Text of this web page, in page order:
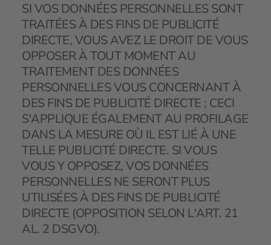
SI VOS DONNÉES PERSONNELLES SONT
TRAITÉES À DES FINS DE PUBLICITÉ
DIRECTE, VOUS AVEZ LE DROIT DE VOUS
OPPOSER À TOUT MOMENT AU
TRAITEMENT DES DONNÉES
PERSONNELLES VOUS CONCERNANT À
DES FINS DE PUBLICITÉ DIRECTE ; CECI
S'APPLIQUE ÉGALEMENT AU PROFILAGE
DANS LA MESURE OÙ IL EST LIÉ À UNE
TELLE PUBLICITÉ DIRECTE. SI VOUS
VOUS Y OPPOSEZ, VOS DONNÉES
PERSONNELLES NE SERONT PLUS
UTILISÉES À DES FINS DE PUBLICITÉ
DIRECTE (OPPOSITION SELON L'ART. 21
AL. 2 DSGVO).